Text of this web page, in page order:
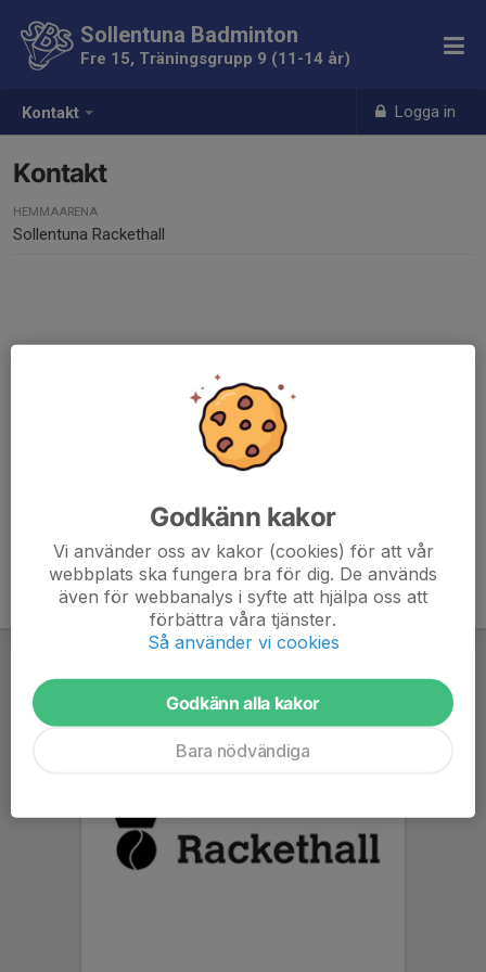
Kontakt Logga in
Sollentuna Badminton
Fre 15, Träningsgrupp 9 (11-14 år)
Kontakt
HEMMAARENA
Sollentuna Rackethall
Godkänn kakor
Vi använder oss av kakor (cookies) för att vår
webbplats ska fungera bra för dig. De används
även för webbanalys i syfte att hjälpa oss att
förbättra våra tjänster.
Så använder vi cookies
Godkänn alla kakor
Bara nödvändiga